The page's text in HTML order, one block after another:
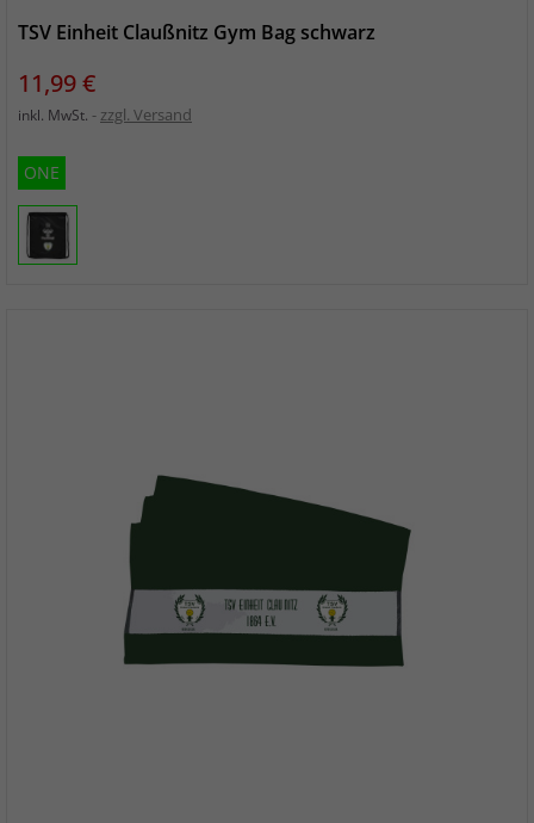
TSV Einheit Claußnitz Gym Bag schwarz
Preis
11,99 €
inkl. MwSt. zzgl. Versand
ONE